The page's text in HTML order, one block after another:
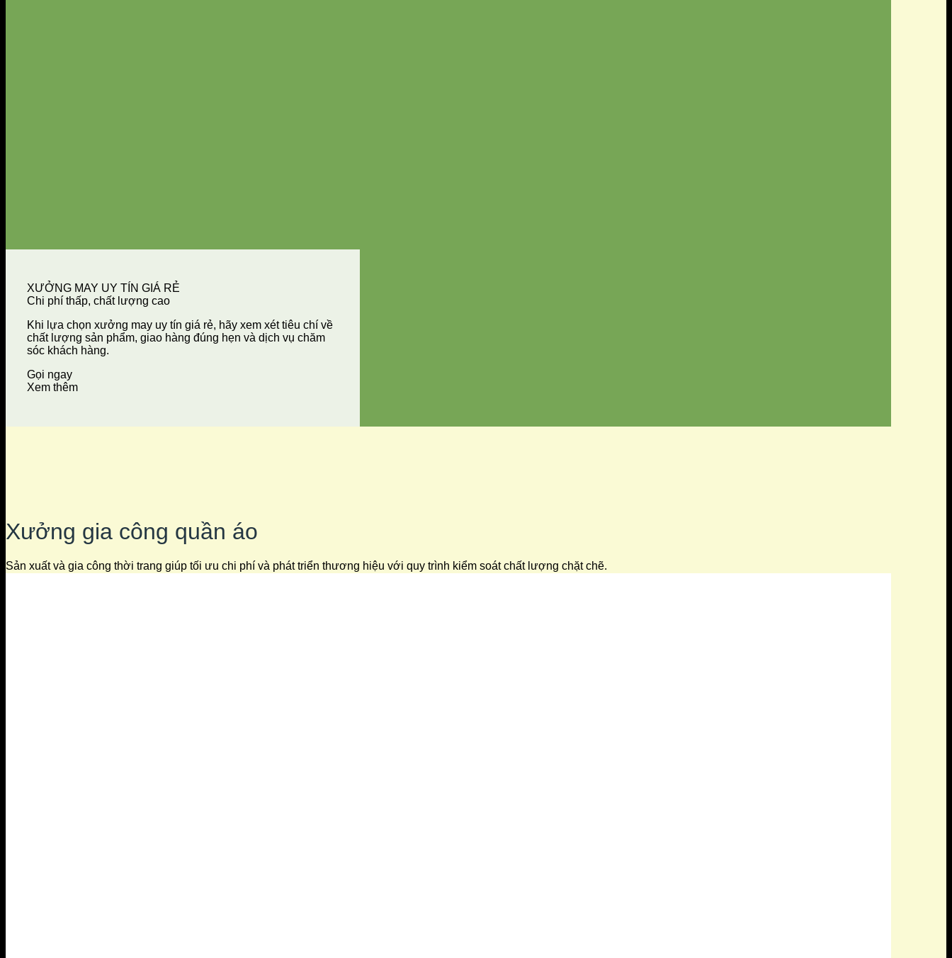
XƯỞNG MAY UY TÍN GIÁ RẺ
Chi phí thấp, chất lượng cao
Khi lựa chọn xưởng may uy tín giá rẻ, hãy xem xét tiêu chí về
chất lượng sản phẩm, giao hàng đúng hẹn và dịch vụ chăm
sóc khách hàng.
Gọi ngay
Xem thêm
Xưởng gia công quần áo
Sản xuất và gia công thời trang giúp tối ưu chi phí và phát triển thương hiệu với quy trình kiểm soát chất lượng chặt chẽ.